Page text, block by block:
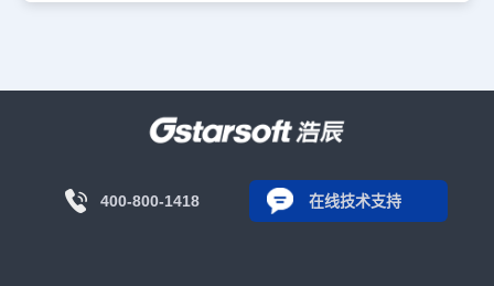
400-800-1418 在线技术支持